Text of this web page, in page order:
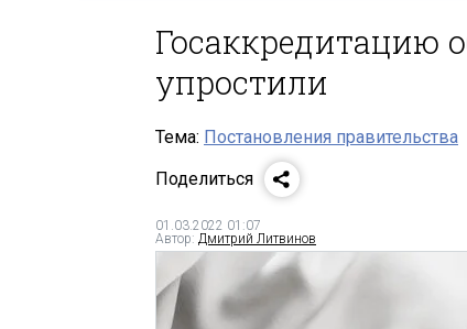
Госаккредитацию
упростили
Тема: Постановления правительства
Поделиться
01.03.2022 01:07
Автор: Дмитрий Литвинов